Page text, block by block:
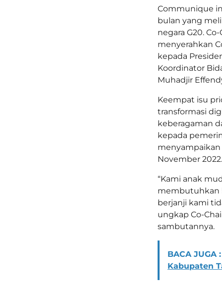
Communique
bulan yang
negara G20.
menyerahkan
kepada
Koordinator
Muhadjir
Keempat isu
transformasi
keberagaman
kepada
menyampaikan
November 2022.
“Kami anak
membutuhkan
berjanji kami
ungkap Co-
sambutannya.
BACA JUGA :
Kabupaten